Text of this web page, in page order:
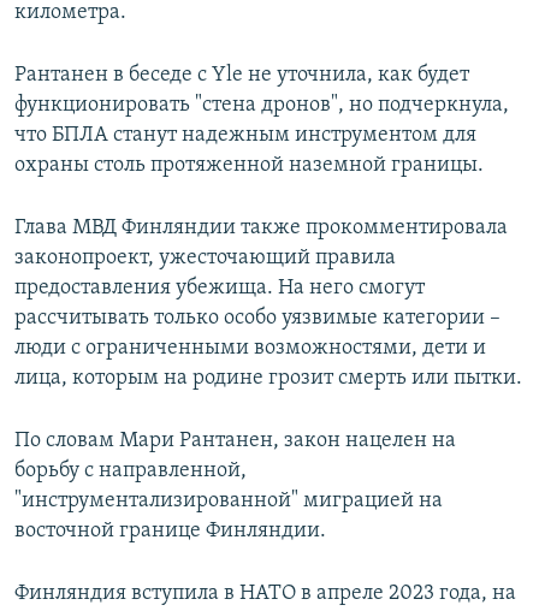
километра.
Рантанен в беседе с Yle не уточнила, как будет
функционировать "стена дронов", но подчеркнула,
что БПЛА станут надежным инструментом для
охраны столь протяженной наземной границы.
Глава МВД Финляндии также прокомментировала
законопроект, ужесточающий правила
предоставления убежища. На него смогут
рассчитывать только особо уязвимые категории –
люди с ограниченными возможностями, дети и
лица, которым на родине грозит смерть или пытки.
По словам Мари Рантанен, закон нацелен на
борьбу с направленной,
"инструментализированной" миграцией на
восточной границе Финляндии.
Финляндия вступила в НАТО в апреле 2023 года, на